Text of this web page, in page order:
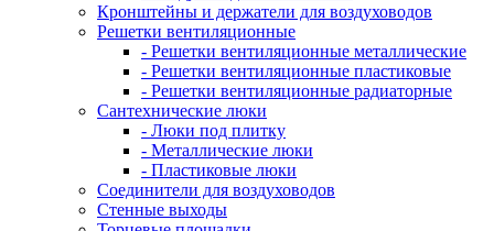
Кронштейны и держатели для воздуховодов
Решетки вентиляционные
- Решетки вентиляционные металлические
- Решетки вентиляционные пластиковые
- Решетки вентиляционные радиаторные
Сантехнические люки
- Люки под плитку
- Металлические люки
- Пластиковые люки
Соединители для воздуховодов
Стенные выходы